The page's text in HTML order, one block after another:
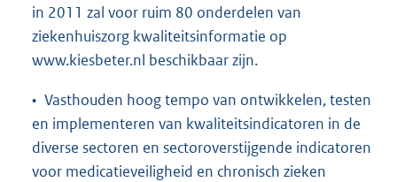
in 2011 zal voor ruim 80 onderdelen van
ziekenhuiszorg kwaliteitsinformatie op
www.kiesbeter.nl beschikbaar zijn.
• Vasthouden hoog tempo van ontwikkelen, testen
en implementeren van kwaliteitsindicatoren in de
diverse sectoren en sectoroverstijgende indicatoren
voor medicatieveiligheid en chronisch zieken